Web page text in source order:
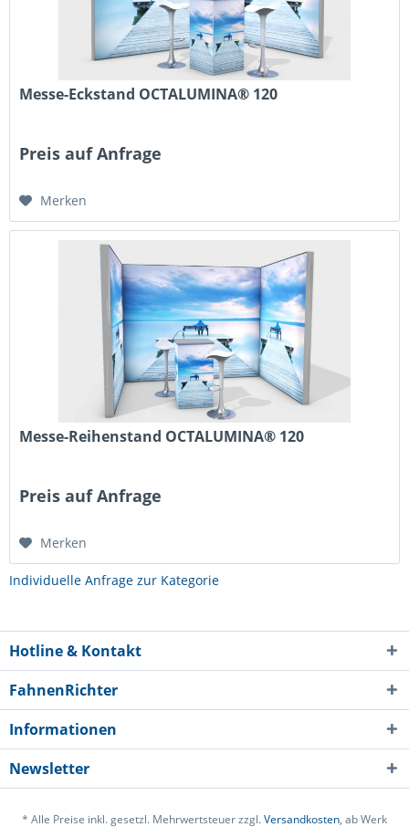
Messe-Eckstand OCTALUMINA® 120
Preis auf Anfrage
Merken
Messe-Reihenstand OCTALUMINA® 120
Preis auf Anfrage
Merken
Individuelle Anfrage zur Kategorie
Hotline & Kontakt
FahnenRichter
Informationen
Newsletter
* Alle Preise inkl. gesetzl. Mehrwertsteuer zzgl.Versandkosten, ab Werk